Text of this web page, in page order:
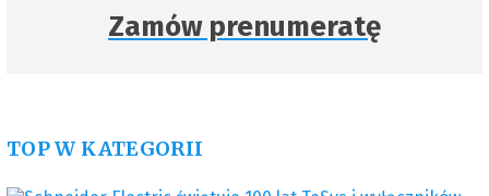
Zamów prenumeratę
TOP W KATEGORII